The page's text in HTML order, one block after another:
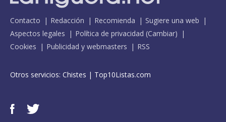
Contacto Redacción Recomienda
Sugiere una web
Aspectos legales
Política de privacidad (Cambiar)
Cookies
Publicidad y webmasters RSS
Otros servicios: Chistes | Top10Listas.com